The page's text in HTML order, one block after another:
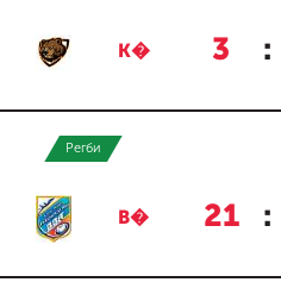
К� 3 :
Регби
В� 21 :